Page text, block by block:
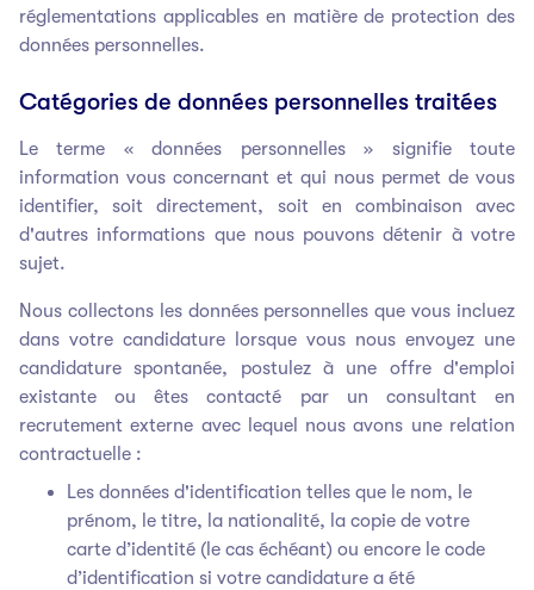
réglementations applicables en matière de protection des
données personnelles.
Catégories de données personnelles traitées
Le terme « données personnelles » signifie toute
information vous concernant et qui nous permet de vous
identifier, soit directement, soit en combinaison avec
d'autres informations que nous pouvons détenir à votre
sujet.
Nous collectons les données personnelles que vous incluez
dans votre candidature lorsque vous nous envoyez une
candidature spontanée, postulez à une offre d'emploi
existante ou êtes contacté par un consultant en
recrutement externe avec lequel nous avons une relation
contractuelle :
Les données d'identification telles que le nom, le
prénom, le titre, la nationalité, la copie de votre
carte d’identité (le cas échéant) ou encore le code
d’identification si votre candidature a été